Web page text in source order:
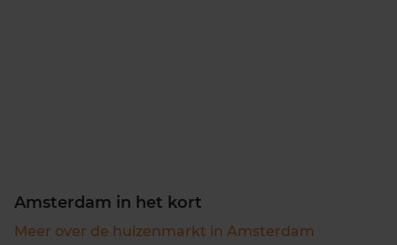
Amsterdam in het kort
Meer over de huizenmarkt in Amsterdam